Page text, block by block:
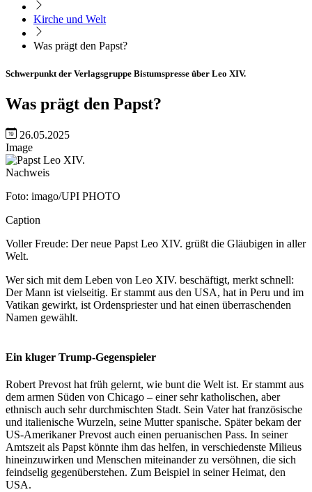
Kirche und Welt
Was prägt den Papst?
Schwerpunkt der Verlagsgruppe Bistumspresse über Leo XIV.
Was prägt den Papst?
26.05.2025
Image
Nachweis
Foto: imago/UPI PHOTO
Caption
Voller Freude: Der neue Papst Leo XIV. grüßt die Gläubigen in aller
Welt.
Wer sich mit dem Leben von Leo XIV. beschäftigt, merkt schnell:
Der Mann ist vielseitig. Er stammt aus den USA, hat in Peru und im
Vatikan gewirkt, ist Ordenspriester und hat einen überraschenden
Namen gewählt.
Ein kluger Trump-Gegenspieler
Robert Prevost hat früh gelernt, wie bunt die Welt ist. Er stammt aus
dem armen Süden von Chicago – einer sehr katholischen, aber
ethnisch auch sehr durchmischten Stadt. Sein Vater hat französische
und italienische Wurzeln, seine Mutter spanische. Später bekam der
US-Amerikaner Prevost auch einen peruanischen Pass. In seiner
Amtszeit als Papst könnte ihm das helfen, in verschiedenste Milieus
hineinzuwirken und Menschen miteinander zu versöhnen, die sich
feindselig gegenüberstehen. Zum Beispiel in seiner Heimat, den
USA.